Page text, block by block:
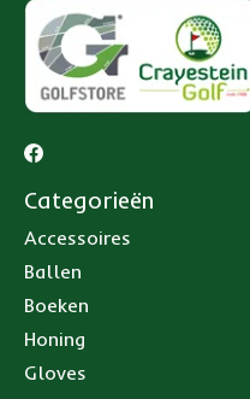
Categorieën
Accessoires
Ballen
Boeken
Honing
Gloves